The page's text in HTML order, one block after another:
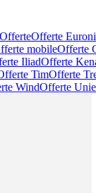
Offerte
mobileOfferte
IliadOfferte
TimOfferte
WindOfferte